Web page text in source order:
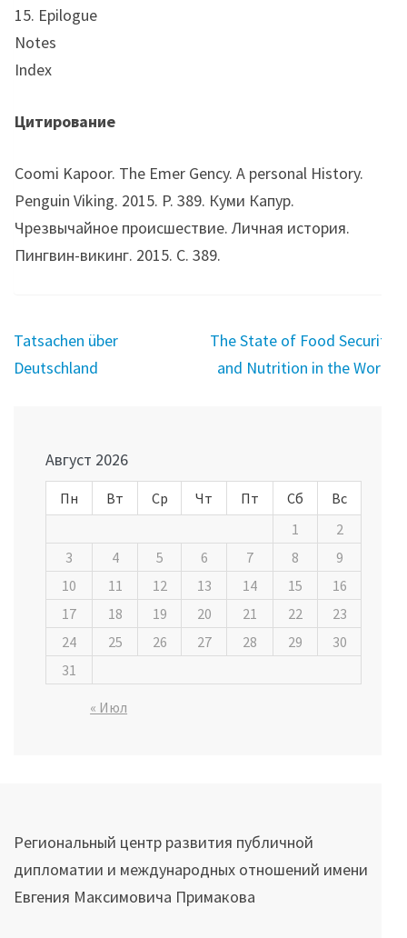
15. Epilogue
Notes
Index
Цитирование
Coomi Kapoor. The Emer Gency. A personal History.
Penguin Viking. 2015. P. 389. Куми Капур.
Чрезвычайное происшествие. Личная история.
Пингвин-викинг. 2015. С. 389.
Навигация
по
Tatsachen über
Deutschland
The State of Food Security
and Nutrition in the World
Август 2026
Пн Вт Ср Чт Пт Сб
Вс
1
2
3
4 5 6 7 8
9
10
11 12 13 14 15
16
17
18 19 20 21 22
23
24
25 26 27 28 29
30
31
« Июл
Региональный центр развития публичной
дипломатии и международных отношений имени
Евгения Максимовича Примакова